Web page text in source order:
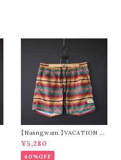
【Nasngwam.】VACATION S
HORTS (green)
¥5,280
40%OFF